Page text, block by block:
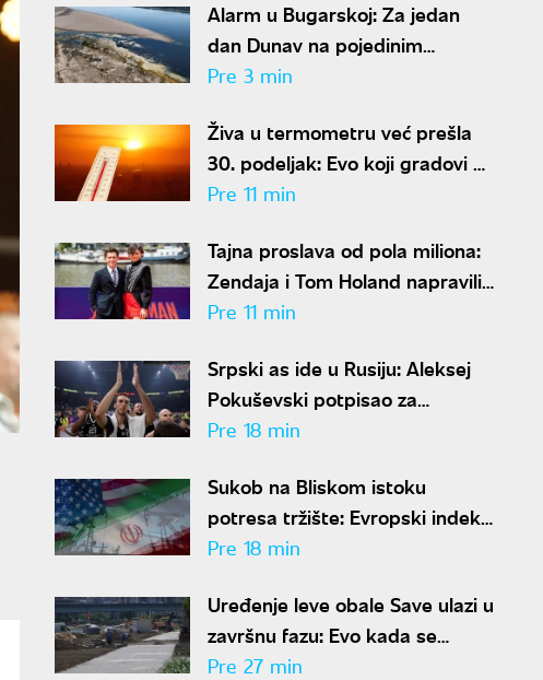
Alarm u Bugarskoj: Za jedan
dan Dunav na pojedinim
delovima opao 10 centimetara
Pre 3 min
Živa u termometru već prešla
30. podeljak: Evo koji gradovi u
Srbiji su trenutno najtopliji
Pre 11 min
Tajna proslava od pola miliona:
Zendaja i Tom Holand napravili
svadbu veka
Pre 11 min
Srpski as ide u Rusiju: Aleksej
Pokuševski potpisao za
Lokomotivu
Pre 18 min
Sukob na Bliskom istoku
potresa tržište: Evropski indeksi
idu ka rekordnim nivoima, nafta
Pre 18 min
Uređenje leve obale Save ulazi u
završnu fazu: Evo kada se
očekuje završetak radova
Pre 27 min